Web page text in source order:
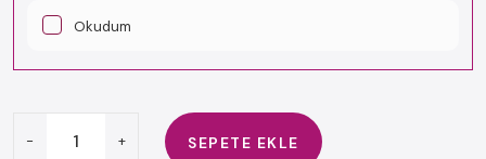
Okudum
- + SEPETE EKLE